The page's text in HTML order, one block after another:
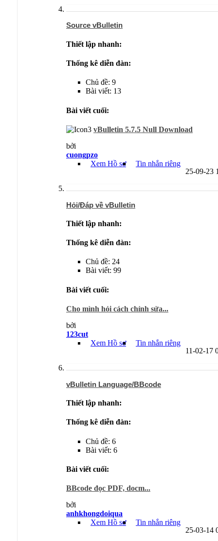
Source vBulletin
Thiết lập nhanh:
Thống kê diễn đàn:
Chủ đề: 9
Bài viết: 13
Bài viết cuối:
vBulletin 5.7.5 Null Download
bởi
cuongpzo
Xem Hồ sơ
Tin nhắn riêng
25-09-23
Hỏi/Đáp về vBulletin
Thiết lập nhanh:
Thống kê diễn đàn:
Chủ đề: 24
Bài viết: 99
Bài viết cuối:
Cho mình hỏi cách chỉnh sửa...
bởi
123cut
Xem Hồ sơ
Tin nhắn riêng
11-02-17
vBulletin Language/BBcode
Thiết lập nhanh:
Thống kê diễn đàn:
Chủ đề: 6
Bài viết: 6
Bài viết cuối:
BBcode đọc PDF, docm...
bởi
anhkhongdoiqua
Xem Hồ sơ
Tin nhắn riêng
25-03-14